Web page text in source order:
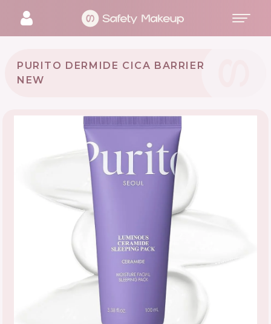
PURITO DERMIDE CICA BARRIER
NEW